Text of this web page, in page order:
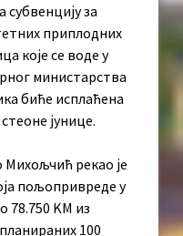
субвенцију за
приплодних
које се воде у
министарства
биће исплаћена
јунице.
рекао је
пољопривреде у
78.750 KМ из
100